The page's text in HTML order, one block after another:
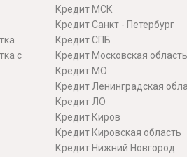
с
Кредит МСК
Кредит Санкт - Петербург
Кредит СПБ
Кредит Московская область
Кредит МО
Кредит Ленинградская
Кредит ЛО
Кредит Киров
Кредит Кировская область
Кредит Нижний Новгород